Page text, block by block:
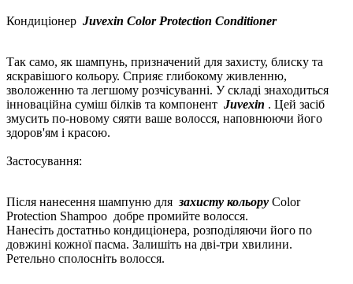
Кондиціонер Juvexin Color Protection Conditioner
Так само, як шампунь, призначений для захисту, блиску та
яскравішого кольору. Сприяє глибокому живленню,
зволоженню та легшому розчісуванні. У складі знаходиться
інноваційна суміш білків та компонент Juvexin . Цей засіб
змусить по-новому сяяти ваше волосся, наповнюючи його
здоров'ям і красою.
Застосування:
Після нанесення шампуню для захисту кольору Color
Protection Shampoo добре промийте волосся.
Нанесіть достатньо кондиціонера, розподіляючи його по
довжині кожної пасма. Залишіть на дві-три хвилини.
Ретельно сполосніть волосся.